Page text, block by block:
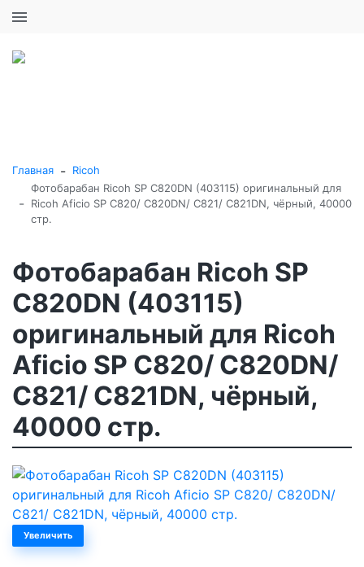
Главная - Ricoh
-
Фотобарабан Ricoh SP C820DN (403115) оригинальный для
Ricoh Aficio SP C820/ C820DN/ C821/ C821DN, чёрный, 40000
стр.
Фотобарабан Ricoh SP
C820DN (403115)
оригинальный для Ricoh
Aficio SP C820/ C820DN/
C821/ C821DN, чёрный,
40000 стр.
Увеличить